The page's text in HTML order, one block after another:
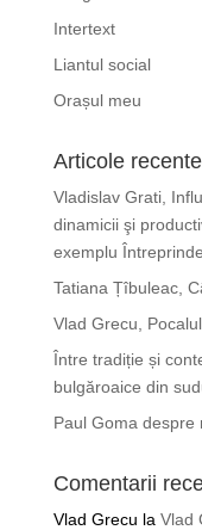
Intertext
Liantul social
Orașul meu
Articole recente
Vladislav Grati,
dinamicii şi
exemplu
Tatiana Țîbuleac,
Vlad Grecu,
Între tradiție și
bulgăroaice din
Paul Goma despre
Comentarii
Vlad Grecu la Vlad